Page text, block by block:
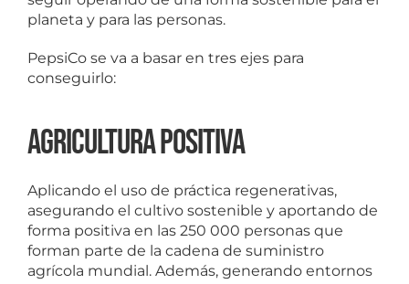
planeta y para las personas.
PepsiCo se va a basar en tres ejes para
conseguirlo:
Agricultura positiva
Aplicando el uso de práctica regenerativas,
asegurando el cultivo sostenible y aportando de
forma positiva en las 250 000 personas que
forman parte de la cadena de suministro
agrícola mundial. Además, generando entornos